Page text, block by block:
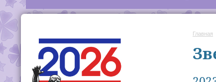
Главная